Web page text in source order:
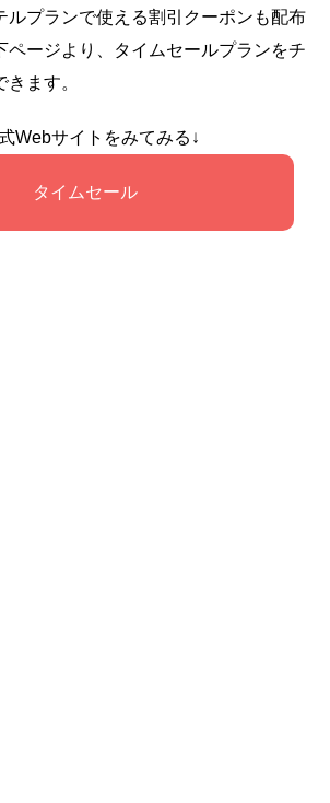
ルプランで使える割引クーポンも配布
ページより、タイムセールプランをチ
ます。
Webサイトをみてみる↓
タイムセール